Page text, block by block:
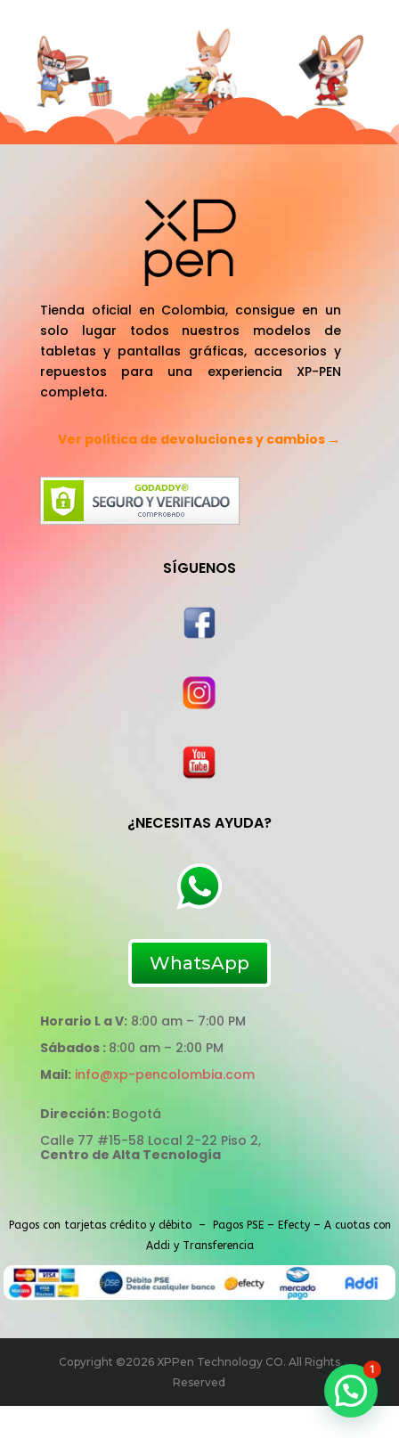
Tienda oficial en Colombia, consigue en un
solo lugar todos nuestros modelos de
tabletas y pantallas gráficas, accesorios y
repuestos para una experiencia XP-PEN
completa.
Ver política de devoluciones y cambios →
SÍGUENOS
¿NECESITAS AYUDA?
WhatsApp
Horario L a V:8:00 am – 7:00 PM
Sábados : 8:00 am – 2:00 PM
Mail: info@xp-pencolombia.com
Dirección: Bogotá
Calle 77 #15-58 Local 2-22 Piso 2,
Centro de Alta Tecnología
Pagos con tarjetas crédito y débito – Pagos PSE – Efecty – A cuotas con
Addi y Transferencia
Copyright ©2026 XPPen Technology CO. All Rights
Reserved
1